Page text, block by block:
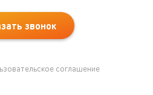
звонок
соглашение